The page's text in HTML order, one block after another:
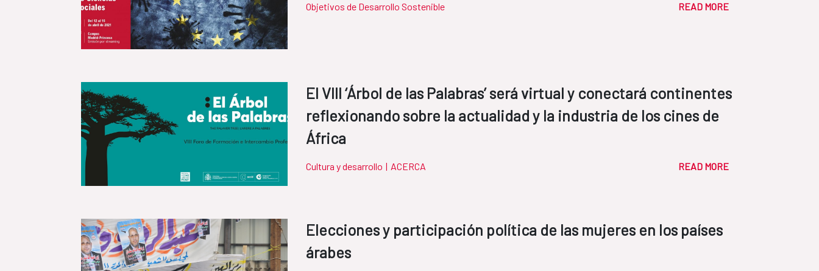
Objetivos de Desarrollo Sostenible READ MORE
El VIII ‘Árbol de las Palabras’ será virtual y conectará continentes
reflexionando sobre la actualidad y la industria de los cines de
África
Cultura y desarrollo | ACERCA READ MORE
Elecciones y participación política de las mujeres en los países
árabes